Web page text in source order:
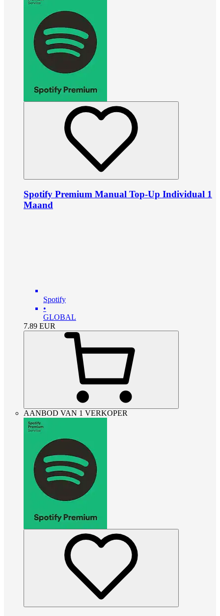
Spotify Premium Manual Top-Up Individual 1
Maand
Spotify
•
GLOBAL
7.89 EUR
AANBOD VAN 1 VERKOPER